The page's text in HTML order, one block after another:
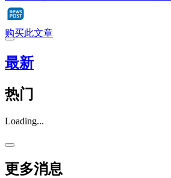
购买此文章
最新
热门
Loading...
更多消息